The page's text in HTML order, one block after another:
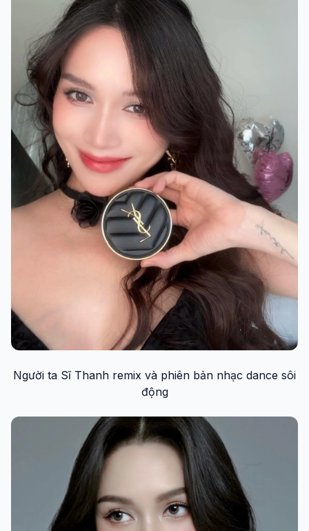
Người ta Sĩ Thanh remix và phiên bản nhạc dance sôi
động